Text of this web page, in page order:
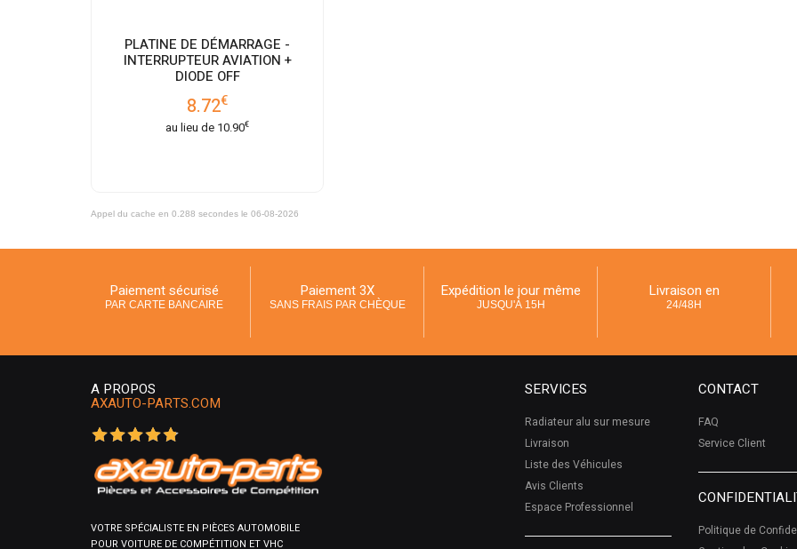
PLATINE DE DÉMARRAGE -
INTERRUPTEUR AVIATION +
DIODE OFF
8.72€
au lieu de 10.90€
Appel du cache en 0.288 secondes le 06-08-2026
Paiement sécurisé
PAR CARTE BANCAIRE
Paiement 3X
SANS FRAIS PAR CHÈQUE
Expédition le jour même
JUSQU'À 15H
Livraison en
24/48H
A PROPOS
AXAUTO-PARTS.COM
VOTRE SPÉCIALISTE EN PIÈCES AUTOMOBILE
POUR VOITURE DE COMPÉTITION ET VHC
SERVICES
Radiateur alu sur mesure
Livraison
Liste des Véhicules
Avis Clients
Espace Professionnel
CONTACT
FAQ
Service Client
Politique de